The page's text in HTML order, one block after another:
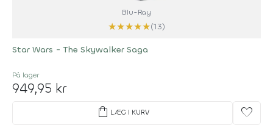
Blu-Ray
★★★★★(13)
Star Wars - The Skywalker Saga
På lager
949,95 kr
shopping_bag LÆG I KURV favorite